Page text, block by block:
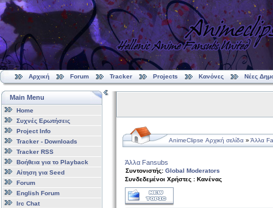
Αρχική Forum Tracker Projects Κανόνες Νέες
Main Menu
Home
Συχνές Ερωτήσεις
Project Info
Tracker - Downloads
Tracker RSS
Βοήθεια για το Playback
Αίτηση για Seed
Forum
English Forum
Irc Chat
AnimeClipse Αρχική σελίδα » Άλλα
Άλλα Fansubs
Συντονιστής: Global Moderators
Συνδεδεμένοι Χρήστες : Κανένας